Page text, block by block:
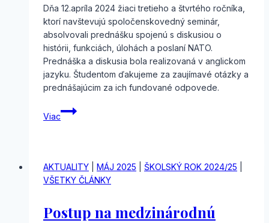
Dňa 12.apríla 2024 žiaci tretieho a štvrtého ročníka,
ktorí navštevujú spoločenskovedný seminár,
absolvovali prednášku spojenú s diskusiou o
histórii, funkciách, úlohách a poslaní NATO.
Prednáška a diskusia bola realizovaná v anglickom
jazyku. Študentom ďakujeme za zaujímavé otázky a
prednášajúcim za ich fundované odpovede.
Viac
Prednáška
o
AKTUALITY MÁJ 2025 ŠKOLSKÝ ROK 2024/25
VŠETKY ČLÁNKY
Postup na medzinárodnú